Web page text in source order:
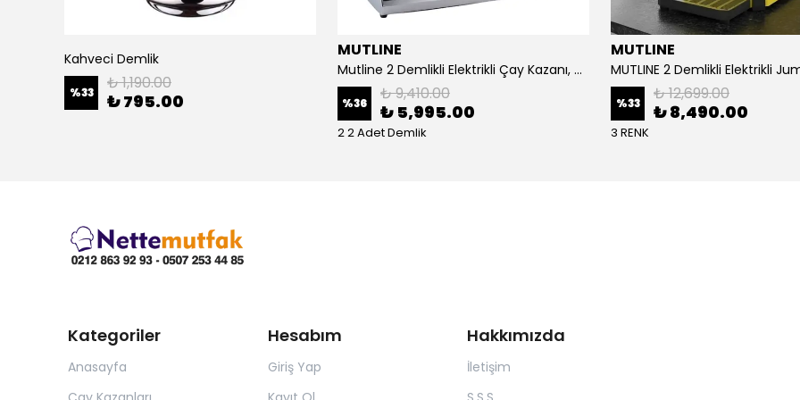
Kahveci Demlik
%33 ₺ 1,190.00
₺ 795.00
MUTLINE
Mutline 2 Demlikli Elektrikli Çay Kazanı, Çay Ocağı 25 LT
%36 ₺ 9,410.00
₺ 5,995.00
2 2 Adet Demlik
MUTLINE
%33 ₺ 12,699.00
₺ 8,490.00
3 RENK
Kategoriler
Anasayfa
Hesabım
Giriş Yap
Hakkımızda
İletişim